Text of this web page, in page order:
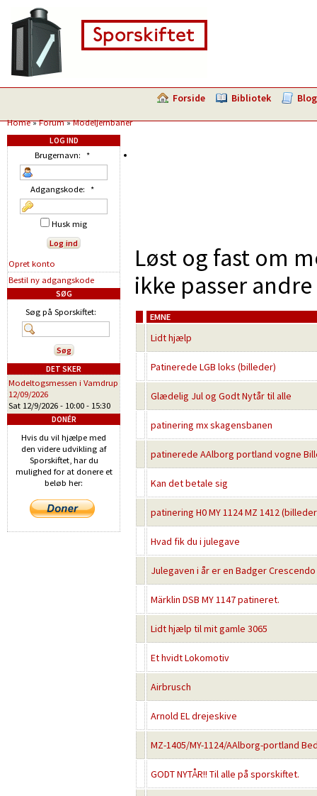
Forside Bibliotek Blog
Home»Forum»Modeljernbaner
Løst og fast om
ikke passer
EMNE
Lidt hjælp
Patinerede LGB loks (billeder)
Glædelig Jul og Godt Nytår til alle
patinering mx skagensbanen
patinerede AAlborg portland vogne
Kan det betale sig
patinering H0 MY 1124 MZ 1412
Hvad fik du i julegave
Julegaven i år er en Badger
Märklin DSB MY 1147 patineret.
Lidt hjælp til mit gamle 3065
Et hvidt Lokomotiv
Airbrusch
Arnold EL drejeskive
MZ-1405/MY-1124/AAlborg-portland
GODT NYTÅR!! Til alle på sporskiftet.
LOG IND
Brugernavn: *
Adgangskode: *
Husk mig
Opret konto
Bestil ny adgangskode
SØG
Søg på Sporskiftet:
DET SKER
Modeltogsmessen i Vamdrup
12/09/2026
Sat 12/9/2026 - 10:00 - 15:30
DONÉR
Hvis du vil hjælpe med
den videre udvikling af
Sporskiftet, har du
mulighed for at donere et
beløb her: